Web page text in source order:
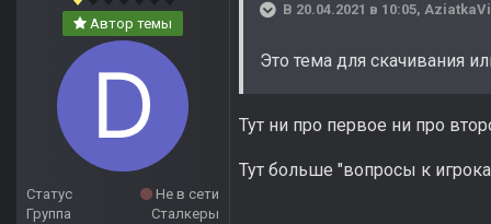
Автор темы
Статус
Не в сети
Группа
Сталкеры
В 20.04.2021 в 10:05,
Это тема для скачивания
Тут ни про первое ни про
Тут больше "вопросы к